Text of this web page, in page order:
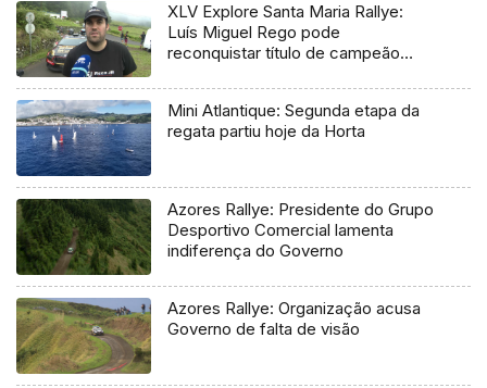
XLV Explore Santa Maria Rallye:
Luís Miguel Rego pode
reconquistar título de campeão
Mini Atlantique: Segunda etapa da
regata partiu hoje da Horta
Azores Rallye: Presidente do Grupo
Desportivo Comercial lamenta
indiferença do Governo
Azores Rallye: Organização acusa
Governo de falta de visão